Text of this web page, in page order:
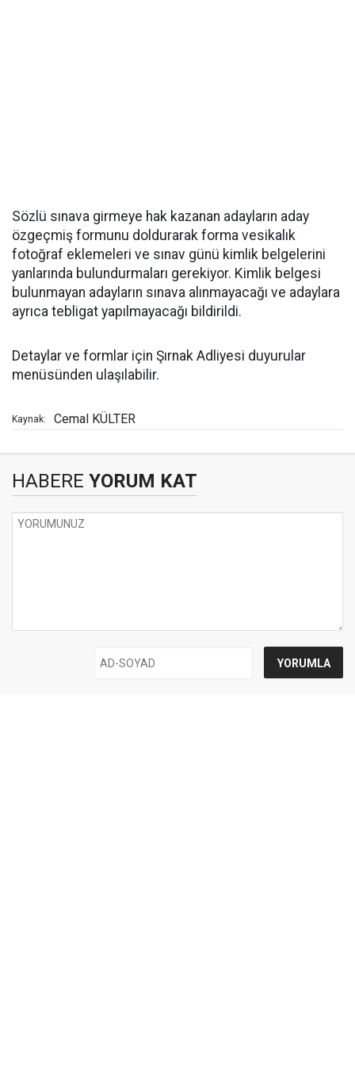
Sözlü sınava girmeye hak kazanan adayların aday
özgeçmiş formunu doldurarak forma vesikalık
fotoğraf eklemeleri ve sınav günü kimlik belgelerini
yanlarında bulundurmaları gerekiyor. Kimlik belgesi
bulunmayan adayların sınava alınmayacağı ve adaylara
ayrıca tebligat yapılmayacağı bildirildi.
Detaylar ve formlar için Şırnak Adliyesi duyurular
menüsünden ulaşılabilir.
Kaynak: Cemal KÜLTER
HABERE YORUM KAT